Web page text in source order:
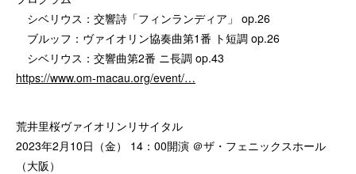
シベリウス：交響詩「フィンランディア」 op.26
ブルッフ：ヴァイオリン協奏曲第1番 ト短調 op.26
シベリウス：交響曲第2番 ニ長調 op.43
https://www.om-macau.org/event/…
荒井里桜ヴァイオリンリサイタル
2023年2月10日（金） 14：00開演 ＠ザ・フェニックスホール
（大阪）